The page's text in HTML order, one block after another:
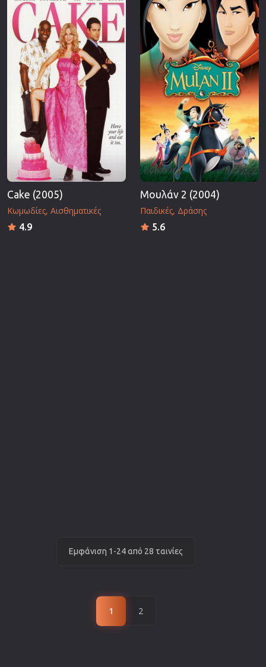
Cake (2005)
Κωμωδίες Αισθηματικές
4.9
Μουλάν 2 (2004)
Παιδικές Δράσης
5.6
Εμφάνιση 1-24 από 28 ταινίες
1 2